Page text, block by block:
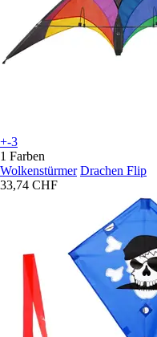
+-3
1 Farben
Wolkenstürmer Drachen Flip
33,74 CHF